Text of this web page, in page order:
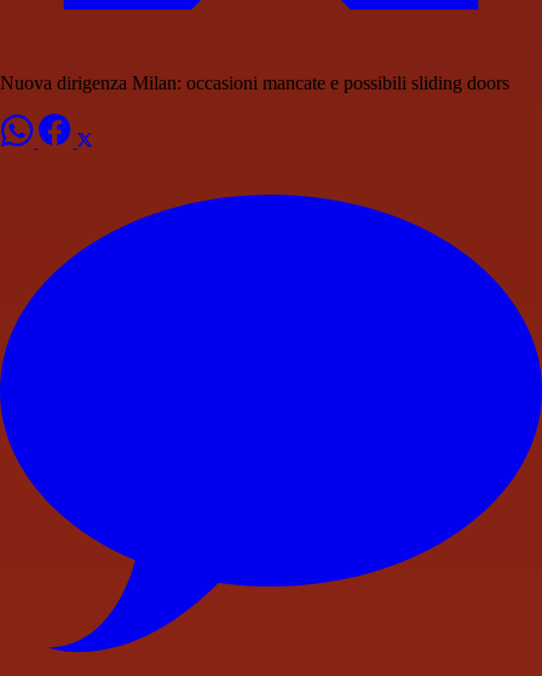
Nuova dirigenza Milan: occasioni mancate e possibili sliding doors